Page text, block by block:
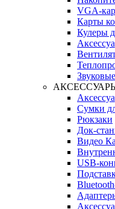
VGA-
Карты
Кулеры
Сумки
Рюкзаки
Док-
Видео
USB-